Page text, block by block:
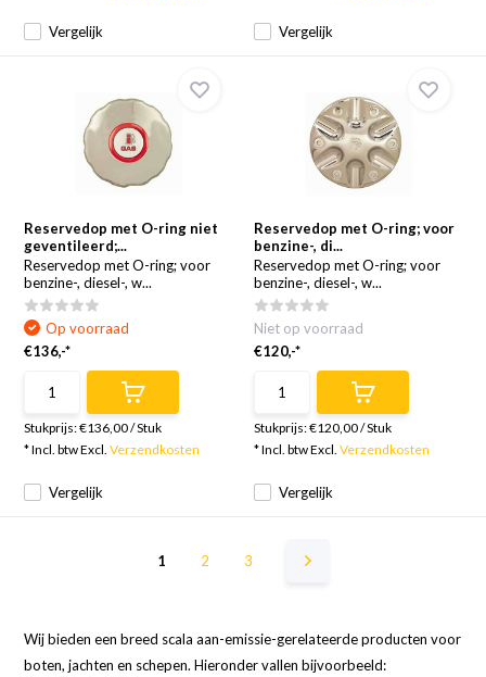
Vergelijk Vergelijk
Reservedop met O-ring niet
geventileerd;...
Reservedop met O-ring; voor
benzine-, diesel-, w...
Vergelijk
Op voorraad
€136,-*
Stukprijs:€136,00/Stuk
* Incl. btw Excl.Verzendkosten
Reservedop met O-ring; voor
benzine-, di...
Reservedop met O-ring; voor
benzine-, diesel-, w...
Vergelijk
Niet op voorraad
€120,-*
Stukprijs:€120,00/Stuk
* Incl. btw Excl. Verzendkosten
1 2 3
Wij bieden een breed scala aan-emissie-gerelateerde producten voor
boten, jachten en schepen. Hieronder vallen bijvoorbeeld: